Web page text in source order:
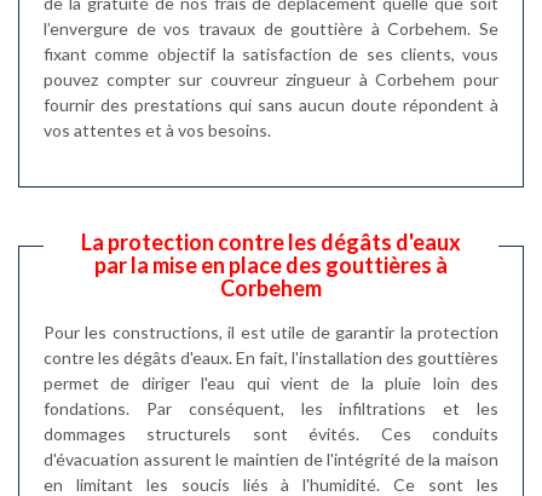
l’envergure de vos travaux de gouttière à Corbehem. Se
fixant comme objectif la satisfaction de ses clients, vous
pouvez compter sur couvreur zingueur à Corbehem pour
fournir des prestations qui sans aucun doute répondent à
vos attentes et à vos besoins.
La protection contre les dégâts d'eaux
par la mise en place des gouttières à
Corbehem
Pour les constructions, il est utile de garantir la protection
contre les dégâts d'eaux. En fait, l'installation des gouttières
permet de diriger l'eau qui vient de la pluie loin des
fondations. Par conséquent, les infiltrations et les
dommages structurels sont évités. Ces conduits
d'évacuation assurent le maintien de l'intégrité de la maison
en limitant les soucis liés à l'humidité. Ce sont les